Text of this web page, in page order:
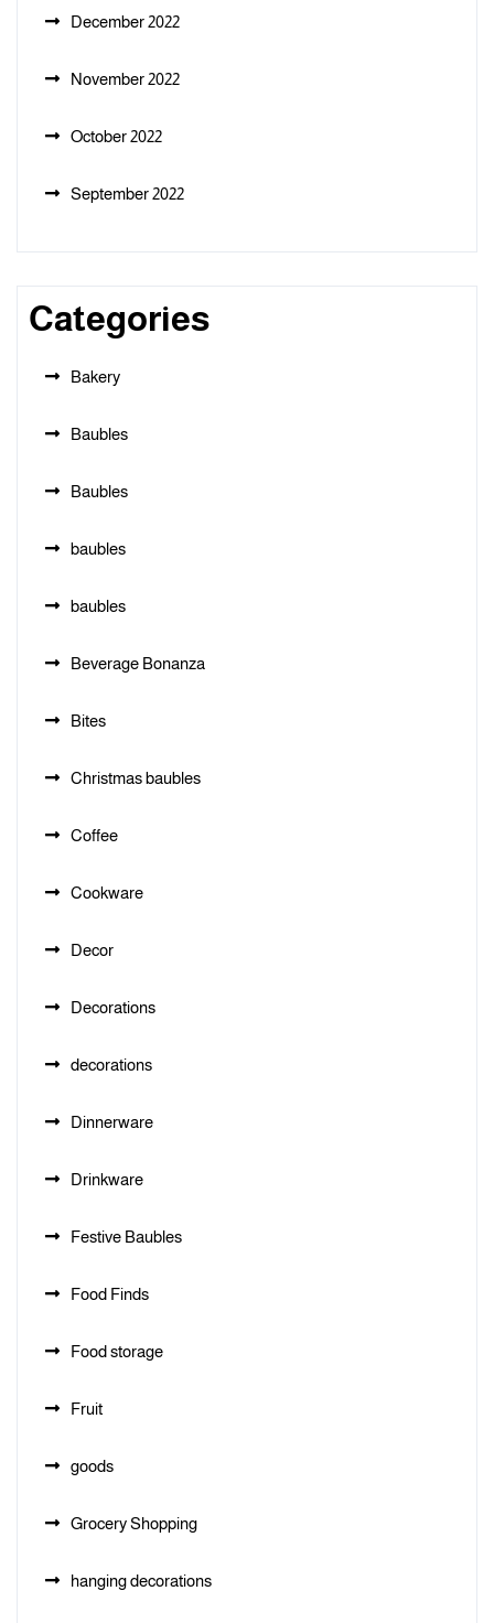
December 2022
November 2022
October 2022
September 2022
Categories
Bakery
Baubles
Baubles
baubles
baubles
Beverage Bonanza
Bites
Christmas baubles
Coffee
Cookware
Decor
Decorations
decorations
Dinnerware
Drinkware
Festive Baubles
Food Finds
Food storage
Fruit
goods
Grocery Shopping
hanging decorations